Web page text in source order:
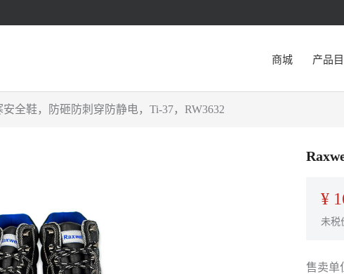
商城 产品
安全鞋，防砸防刺穿防静电，Ti-37，RW3632
¥
未税
售卖单